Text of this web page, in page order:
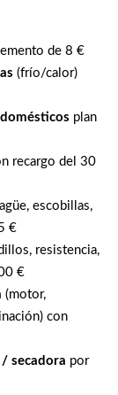
de 8 €
(frío/calor)
plan
recargo del 30
escobillas,
€
resistencia,
€
(motor,
con
secadora por